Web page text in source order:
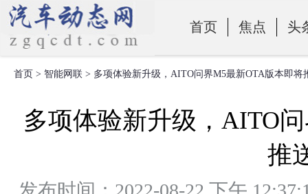
首页 焦点 头
零部件
首页 > 智能网联 > 多项体验新升级，AITO问界M5最新OTA版本即将
多项体验新升级，AITO
推